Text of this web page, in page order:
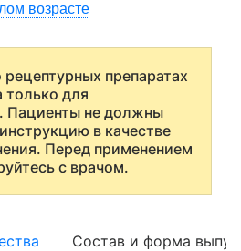
возрасте
препаратах
только для
Пациенты не должны
в качестве
Перед применением
с врачом.
Состав и форма